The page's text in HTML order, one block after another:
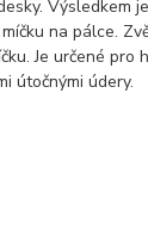
Výsledkem
na pálce.
Je určené pro
útočnými údery.